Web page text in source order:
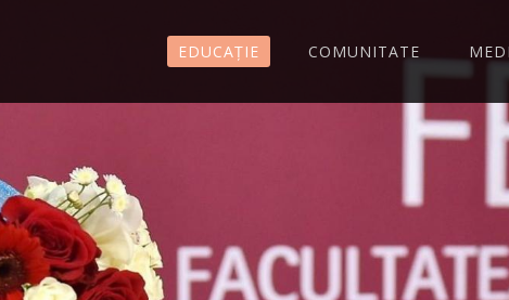
EDUCAȚIE COMUNITATE